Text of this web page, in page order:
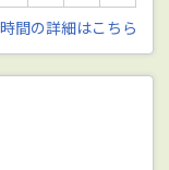
間の詳細はこちら